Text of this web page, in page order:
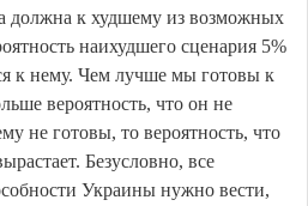
должна к худшему из возможных
наихудшего сценария 5%
к нему. Чем лучше мы готовы к
вероятность, что он не
не готовы, то вероятность, что
Безусловно, все
Украины нужно вести,